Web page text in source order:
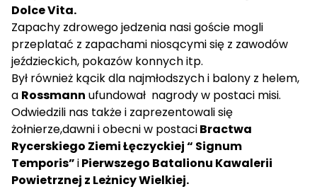
Dolce Vita.
Zapachy zdrowego jedzenia nasi goście mogli
przeplatać z zapachami niosącymi się z zawodów
jeździeckich, pokazów konnych itp.
Był również kącik dla najmłodszych i balony z helem,
a Rossmann ufundował nagrody w postaci misi.
Odwiedzili nas także i zaprezentowali się
żołnierze,dawni i obecni w postaciBractwa
Rycerskiego Ziemi Łęczyckiej “ Signum
Temporis”iPierwszego Batalionu Kawalerii
Powietrznej z Leżnicy Wielkiej.